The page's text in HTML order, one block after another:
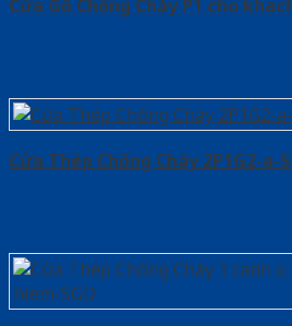
Cửa Gỗ Chống Cháy P1 cho
Cửa Thép Chống Cháy 2P1G2-a-